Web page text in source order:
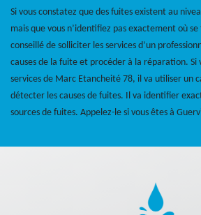
Si vous constatez que des fuites existent au
mais que vous n’identifiez pas exactement où
conseillé de solliciter les services d’un
causes de la fuite et procéder à la réparation. Si
services de Marc Etancheité 78, il va utiliser un
détecter les causes de fuites. Il va identifier
sources de fuites. Appelez-le si vous êtes à